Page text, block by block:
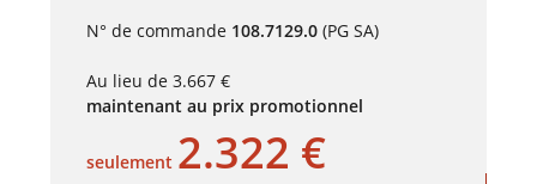
N° de commande 108.7129.0(PG SA)
Au lieu de 3.667 €
maintenant au prix promotionnel
seulement 2.322 €